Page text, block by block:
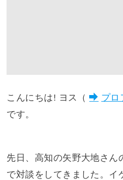
こんにちは! ヨス（ プロ
です。
先日、高知の矢野大地さん
で対談をしてきました。イ